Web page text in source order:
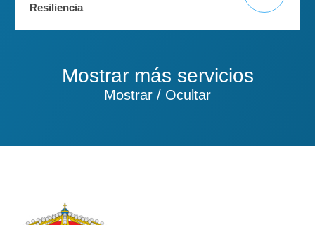
Resiliencia
Mostrar más servicios
Mostrar / Ocultar